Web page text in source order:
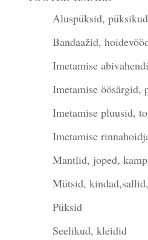
Aluspüksid, püksikud
Bandaažid,
Imetamise
Imetamise öösärgid,
Imetamise pluusid,
Imetamise
Mantlid, joped,
Mütsid,
Püksid
Seelikud, kleidid